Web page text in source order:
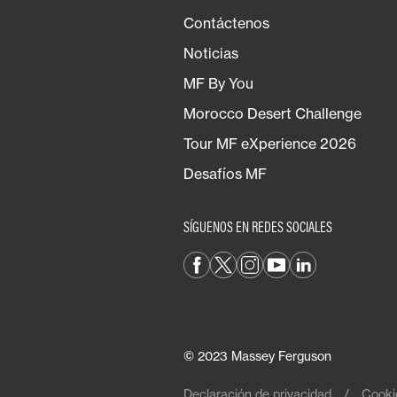
Contáctenos
Noticias
MF By You
Morocco Desert Challenge
Tour MF eXperience 2026
Desafíos MF
SÍGUENOS EN REDES SOCIALES
© 2023 Massey Ferguson
Declaración de privacidad